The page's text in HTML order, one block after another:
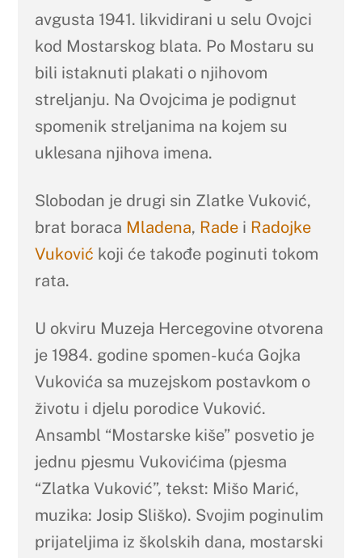
avgusta 1941. likvidirani u selu Ovojci
kod Mostarskog blata. Po Mostaru su
bili istaknuti plakati o njihovom
streljanju. Na Ovojcima je podignut
spomenik streljanima na kojem su
uklesana njihova imena.
Slobodan je drugi sin Zlatke Vuković,
brat boraca Mladena, Rade i Radojke
Vuković koji će takođe poginuti tokom
rata.
U okviru Muzeja Hercegovine otvorena
je 1984. godine spomen-kuća Gojka
Vukovića sa muzejskom postavkom o
životu i djelu porodice Vuković.
Ansambl “Mostarske kiše” posvetio je
jednu pjesmu Vukovićima (pjesma
“Zlatka Vuković”, tekst: Mišo Marić,
muzika: Josip Sliško). Svojim poginulim
prijateljima iz školskih dana, mostarski